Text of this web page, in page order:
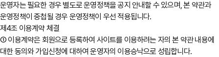
운영자는 필요한 경우 별도로 운영정책을 공지 안내할 수 있으며, 본 약관과
운영정책이 중첩될 경우 운영정책이 우선 적용됩니다.
제4조 이용계약 체결
① 이용계약은 회원으로 등록하여 사이트를 이용하려는 자의 본 약관 내용에
대한 동의와 가입신청에 대하여 운영자의 이용승낙으로 성립합니다.